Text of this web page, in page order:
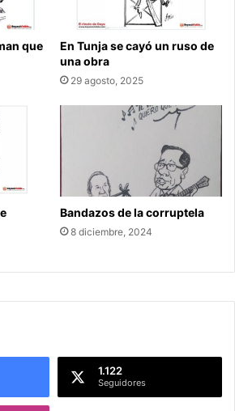
que
En Tunja se cayó un ruso de
una obra
29 agosto, 2025
Bandazos de la corruptela
8 diciembre, 2024
1.122
Seguidores